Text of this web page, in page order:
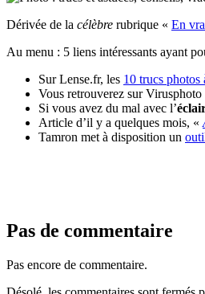
Dérivée de la célèbre rubrique « En
Au menu : 5 liens intéressants ayant
Sur Lense.fr, les 10 trucs photos
Vous retrouverez sur Virusphoto
Si vous avez du mal avec l’
Article d’il y a quelques mois, «
Tamron met à disposition un
Pas de commentaire
Pas encore de commentaire.